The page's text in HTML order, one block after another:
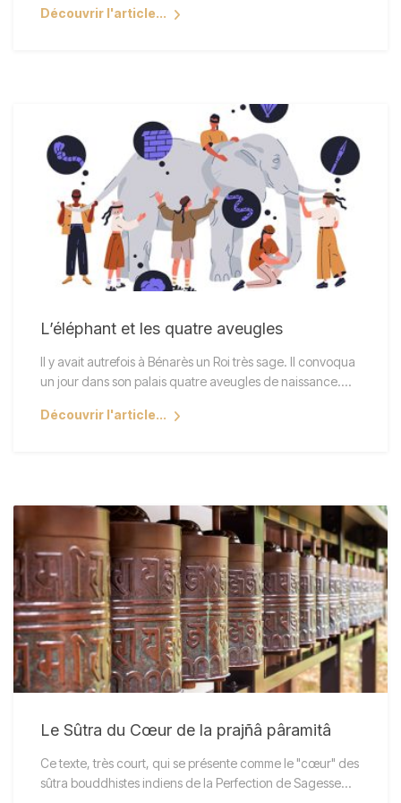
Découvrir l'article...
L’éléphant et les quatre aveugles
Il y avait autrefois à Bénarès un Roi très sage. Il convoqua
un jour dans son palais quatre aveugles de naissance.…
Découvrir l'article...
Le Sûtra du Cœur de la prajñâ pâramitâ
Ce texte, très court, qui se présente comme le "cœur" des
sûtra bouddhistes indiens de la Perfection de Sagesse…